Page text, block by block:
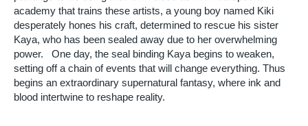
academy that trains these artists, a young boy named Kiki
desperately hones his craft, determined to rescue his sister
Kaya, who has been sealed away due to her overwhelming
power. One day, the seal binding Kaya begins to weaken,
setting off a chain of events that will change everything. Thus
begins an extraordinary supernatural fantasy, where ink and
blood intertwine to reshape reality.